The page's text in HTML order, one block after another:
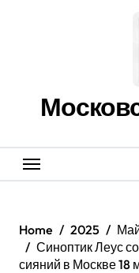
Home 2025
Синоптик Леус
сияний в Москве 18